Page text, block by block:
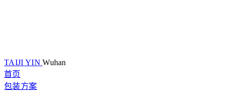
TAIJI YIN Wuhan
首页
包装方案